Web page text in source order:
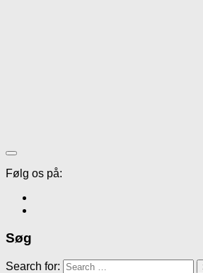
Følg os på:
Søg
Search for: